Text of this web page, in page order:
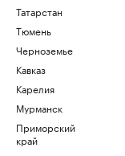
Татарстан
Тюмень
Черноземье
Кавказ
Карелия
Мурманск
Приморский
край